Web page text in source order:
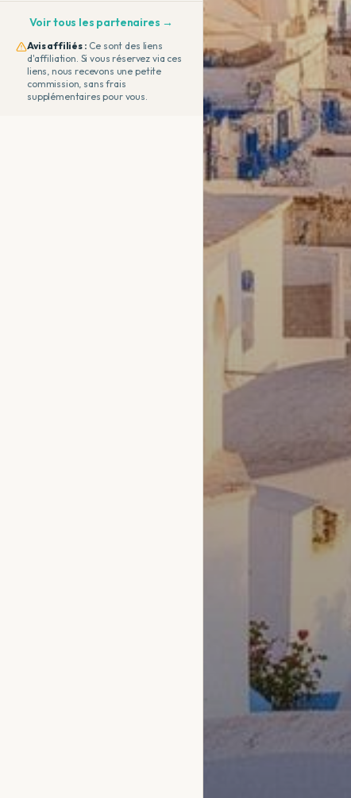
Voir tous les partenaires →
Avis affiliés : Ce sont des liens
d'affiliation. Si vous réservez via ces
liens, nous recevons une petite
commission, sans frais
supplémentaires pour vous.